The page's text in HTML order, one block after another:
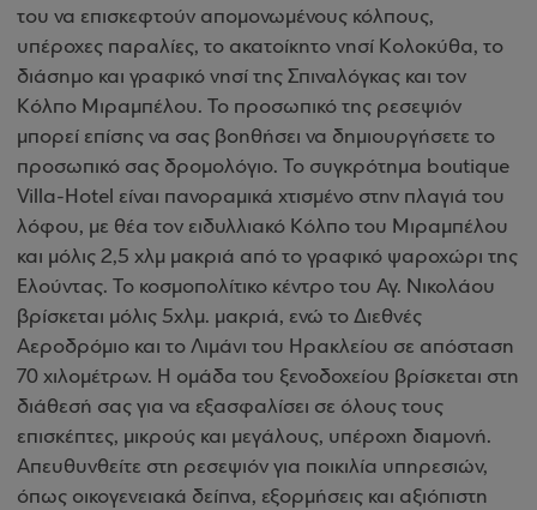
του να επισκεφτούν απομονωμένους κόλπους,
υπέροχες παραλίες, το ακατοίκητο νησί Κολοκύθα, το
διάσημο και γραφικό νησί της Σπιναλόγκας και τον
Κόλπο Μιραμπέλου. Το προσωπικό της ρεσεψιόν
μπορεί επίσης να σας βοηθήσει να δημιουργήσετε το
προσωπικό σας δρομολόγιο. Το συγκρότημα boutique
Villa-Hotel είναι πανοραμικά χτισμένο στην πλαγιά του
λόφου, με θέα τον ειδυλλιακό Κόλπο του Μιραμπέλου
και μόλις 2,5 χλμ μακριά από το γραφικό ψαροχώρι της
Ελούντας. Το κοσμοπολίτικο κέντρο του Αγ. Νικολάου
βρίσκεται μόλις 5χλμ. μακριά, ενώ το Διεθνές
Αεροδρόμιο και το Λιμάνι του Ηρακλείου σε απόσταση
70 χιλομέτρων. Η ομάδα του ξενοδοχείου βρίσκεται στη
διάθεσή σας για να εξασφαλίσει σε όλους τους
επισκέπτες, μικρούς και μεγάλους, υπέροχη διαμονή.
Απευθυνθείτε στη ρεσεψιόν για ποικιλία υπηρεσιών,
όπως οικογενειακά δείπνα, εξορμήσεις και αξιόπιστη